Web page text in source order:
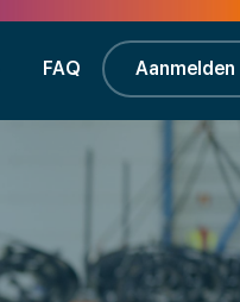
FAQ Aanmelden